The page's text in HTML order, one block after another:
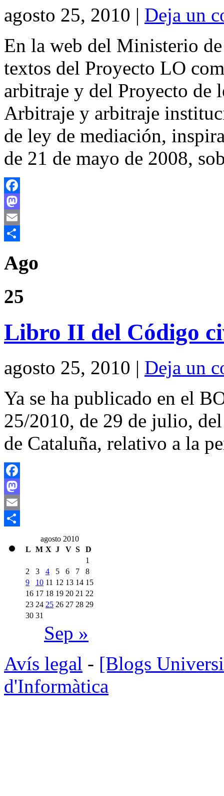
agosto 25, 2010 | Deja un
En la web del Ministerio
textos del Proyecto LO
arbitraje y del Proyecto de
Arbitraje y arbitraje
de ley de mediación,
de 21 de mayo de 2008,
Facebook
Mastodon
Email
Ago
25
Libro II del Código
agosto 25, 2010 | Deja un
Ya se ha publicado en el
25/2010, de 29 de julio,
de Cataluña, relativo a la
Facebook
Mastodon
Email
agosto 2010
L M X J V S
D
1
2
3 4 5 6 7
8
9
10 11 12 13 14 15
16 17 18 19 20 21 22
23 24 25 26 27 28 29
30 31
Sep »
Avís legal - [Blogs
d'Informàtica